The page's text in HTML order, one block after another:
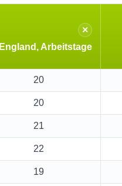
×
England, Arbeitstage
20
20
21
22
19